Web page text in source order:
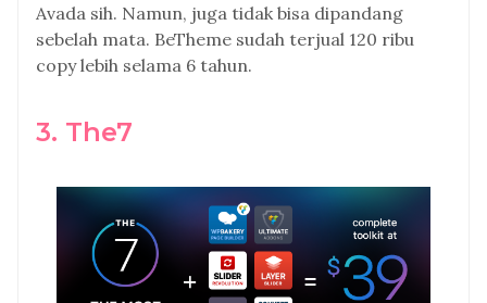
Avada sih. Namun, juga tidak bisa dipandang
sebelah mata. BeTheme sudah terjual 120 ribu
copy lebih selama 6 tahun.
3. The7